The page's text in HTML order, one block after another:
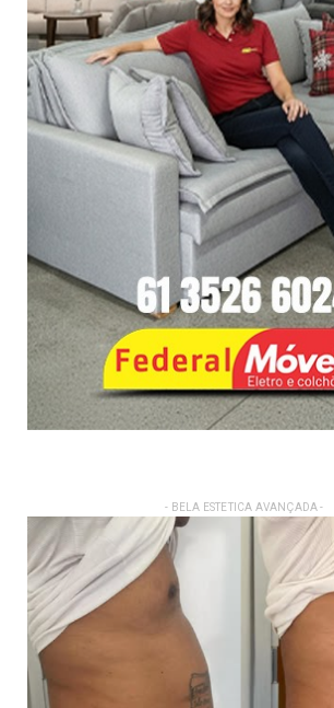
- BELA ESTETICA AVANÇADA -